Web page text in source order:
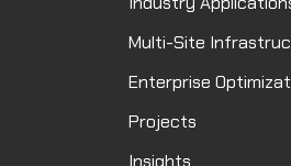
Multi-Site
Enterprise
Projects
Insights